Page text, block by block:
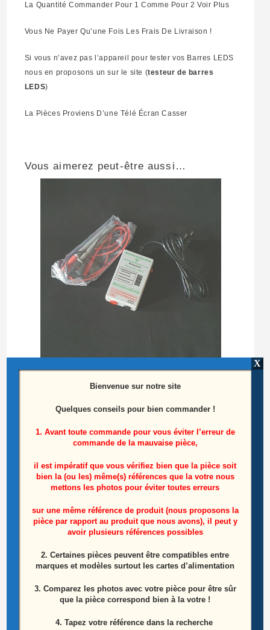
La Quantité Commander Pour 1 Comme Pour 2 Voir Plus
Vous Ne Payer Qu’une Fois Les Frais De Livraison !
Si vous n’avez pas l’appareil pour tester vos Barres LEDS
nous en proposons un sur le site (testeur de barres
LEDS)
La Pièces Proviens D’une Télé Écran Casser
Vous aimerez peut-être aussi…
25,00€
Ajouter au panier
Produits similaires
ÉPUISÉ
Bienvenue sur notre site
Quelques conseils pour bien commander !
1. Avant toute commande pour vous éviter l’erreur de
commande de la mauvaise pièce,
il est impératif que vous vérifiez bien que la pièce soit
bien la (ou les) même(s) références que la votre nous
mettons les photos pour éviter toutes erreurs
sur une même référence de produit (nous proposons la
pièce par rapport au produit que nous avons), il peut y
avoir plusieurs références possibles
2. Certaines pièces peuvent être compatibles entre
marques et modèles surtout les cartes d’alimentation
3. Comparez les photos avec votre pièce pour être sûr
que la pièce correspond bien à la votre !
4. Tapez votre référence dans la recherche
X